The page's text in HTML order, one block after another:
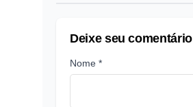
Deixe seu comentário
Nome *